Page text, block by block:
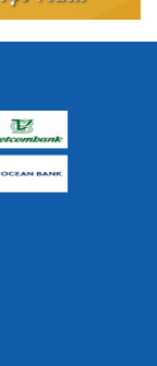
(40-70 inch)